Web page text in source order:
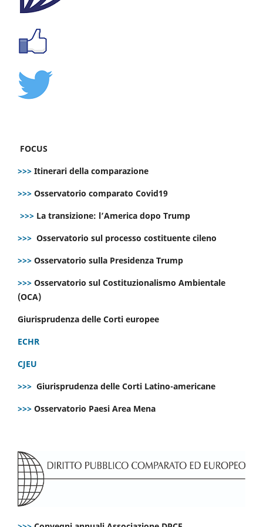
FOCUS
>>> Itinerari della comparazione
>>> Osservatorio comparato Covid19
>>> La transizione: l’America dopo Trump
>>> Osservatorio sul processo costituente cileno
>>> Osservatorio sulla Presidenza Trump
>>> Osservatorio sul Costituzionalismo Ambientale
(OCA)
Giurisprudenza delle Corti europee
ECHR
CJEU
>>> Giurisprudenza delle Corti Latino-americane
>>> Osservatorio Paesi Area Mena